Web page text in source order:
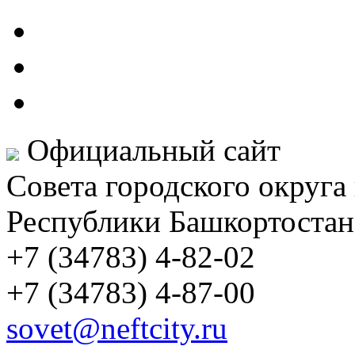
Официальный сайт
Совета городского
Республики Башкортостан
+7 (34783) 4-82-02
+7 (34783) 4-87-00
sovet@neftcity.ru